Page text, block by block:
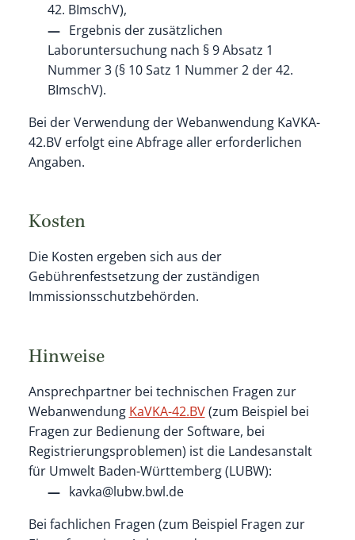
42. BImschV),
Ergebnis der zusätzlichen
Laboruntersuchung nach § 9 Absatz 1
Nummer 3 (§ 10 Satz 1 Nummer 2 der 42.
BImschV).
Bei der Verwendung derWebanwendung KaVKA-
42.BV erfolgt eine Abfrage aller erforderlichen
Angaben.
Kosten
Die Kosten ergeben sich aus der
Gebührenfestsetzung der zuständigen
Immissionsschutzbehörden.
Hinweise
Ansprechpartner bei technischen Fragen zur
Webanwendung KaVKA-42.BV(zum Beispiel bei
Fragen zur Bedienung der Software, bei
Registrierungsproblemen) ist die Landesanstalt
für Umwelt Baden-Württemberg (LUBW):
kavka@lubw.bwl.de
Bei fachlichen Fragen (zum Beispiel Fragen zur